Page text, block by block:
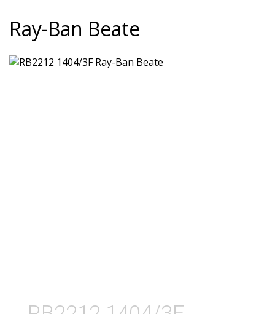
Ray-Ban Beate